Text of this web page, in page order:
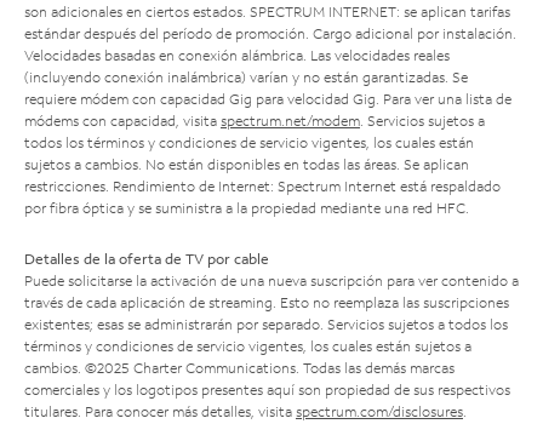
son adicionales en ciertos estados. SPECTRUM INTERNET: se aplican tarifas
estándar después del período de promoción. Cargo adicional por instalación.
Velocidades basadas en conexión alámbrica. Las velocidades reales
(incluyendo conexión inalámbrica) varían y no están garantizadas. Se
requiere módem con capacidad Gig para velocidad Gig. Para ver una lista de
módems con capacidad, visita spectrum.net/modem . Servicios sujetos a
todos los términos y condiciones de servicio vigentes, los cuales están
sujetos a cambios. No están disponibles en todas las áreas. Se aplican
restricciones. Rendimiento de Internet: Spectrum Internet está respaldado
por fibra óptica y se suministra a la propiedad mediante una red HFC.
Detalles de la oferta de TV por cable
Puede solicitarse la activación de una nueva suscripción para ver contenido a
través de cada aplicación de streaming. Esto no reemplaza las suscripciones
existentes; esas se administrarán por separado. Servicios sujetos a todos los
términos y condiciones de servicio vigentes, los cuales están sujetos a
cambios. ©2025 Charter Communications. Todas las demás marcas
comerciales y los logotipos presentes aquí son propiedad de sus respectivos
titulares. Para conocer más detalles, visita spectrum.com/disclosures